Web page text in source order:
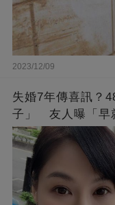
2023/12/09
失婚7年傳喜訊？
子」 友人曝「早